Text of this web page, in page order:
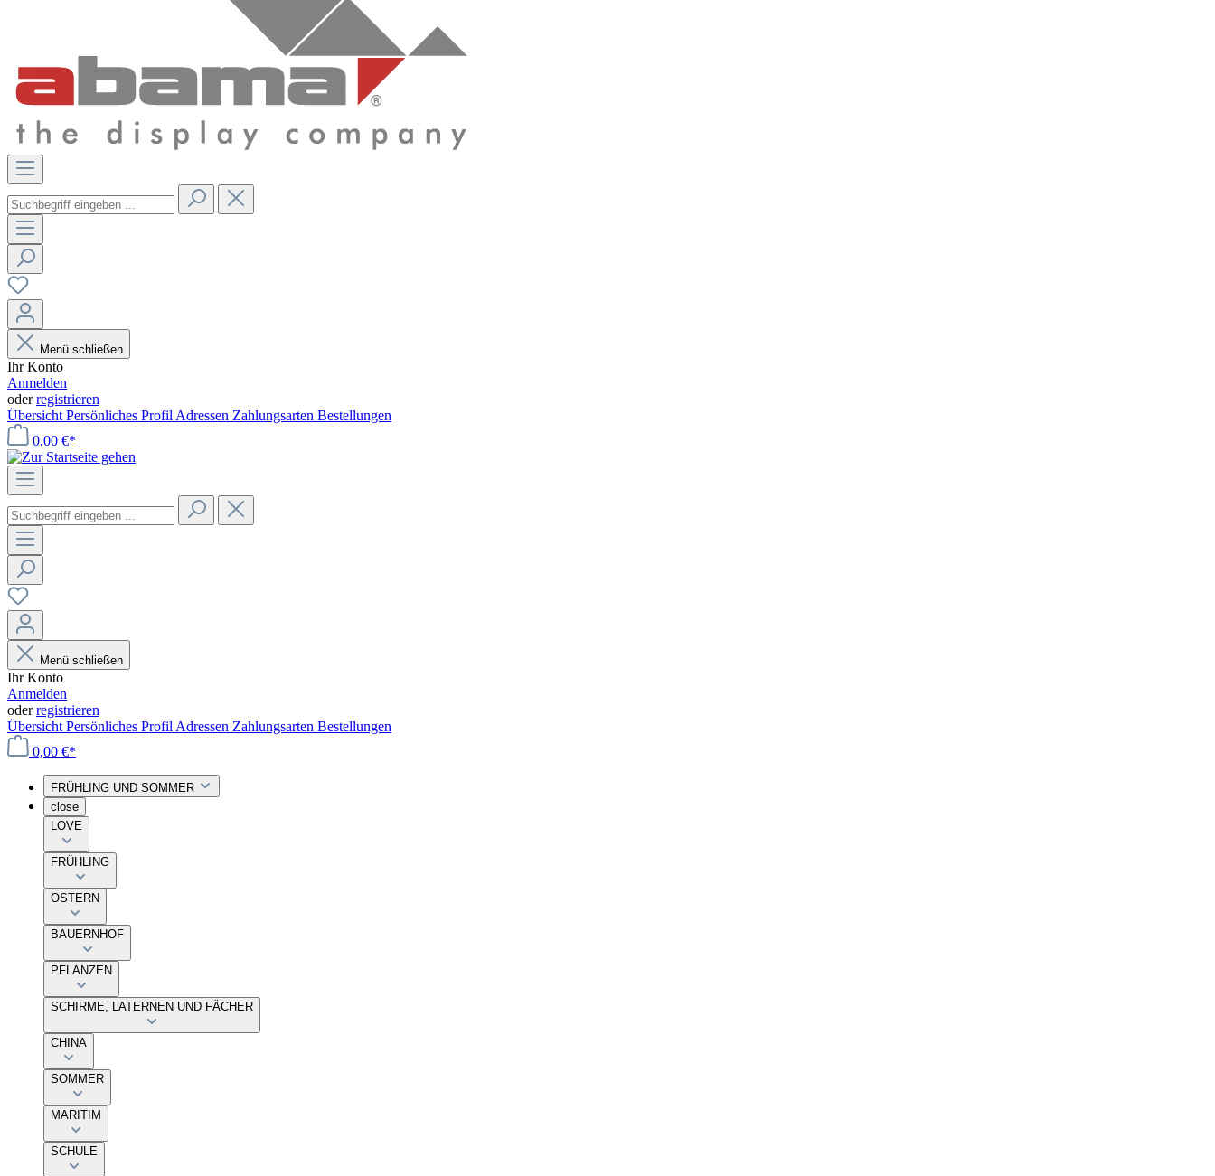
Menü schließen
Ihr Konto
Anmelden
oderregistrieren
Übersicht Persönliches Profil Adressen Zahlungsarten Bestellungen
0,00 €*
Menü schließen
Ihr Konto
Anmelden
oderregistrieren
Übersicht Persönliches Profil Adressen Zahlungsarten Bestellungen
0,00 €*
FRÜHLING UND SOMMER
close
LOVE
FRÜHLING
OSTERN
BAUERNHOF
PFLANZEN
SCHIRME, LATERNEN UND FÄCHER
CHINA
SOMMER
MARITIM
SCHULE